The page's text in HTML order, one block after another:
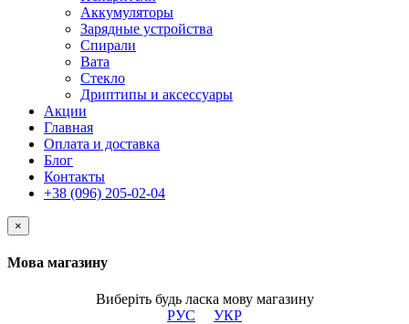
Аккумуляторы
Зарядные устройства
Спирали
Вата
Стекло
Дриптипы и аксессуары
Акции
Главная
Оплата и доставка
Блог
Контакты
+38 (096) 205-02-04
×
Мова магазину
Виберіть будь ласка мову магазину
РУС
УКР